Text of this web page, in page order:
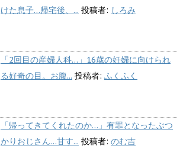
けた息子…帰宅後、... 投稿者: しろみ
「2回目の産婦人科…」16歳の妊婦に向けられ
る好奇の目。お腹... 投稿者: ふくふく
「帰ってきてくれたのか…」有罪となったぶつ
かりおじさん…甘す... 投稿者: のむ吉